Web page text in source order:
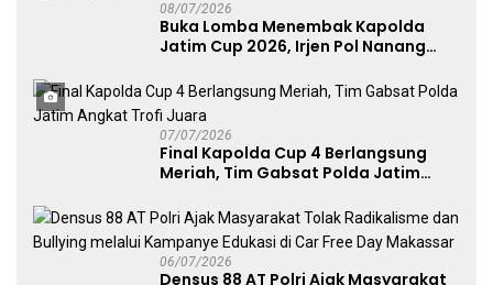
08/07/2026
Buka Lomba Menembak Kapolda
Jatim Cup 2026, Irjen Pol Nanang
Penggunaan Senjata Api
07/07/2026
Final Kapolda Cup 4 Berlangsung
Meriah, Tim Gabsat Polda Jatim
06/07/2026
Densus 88 AT Polri Ajak Masyarakat